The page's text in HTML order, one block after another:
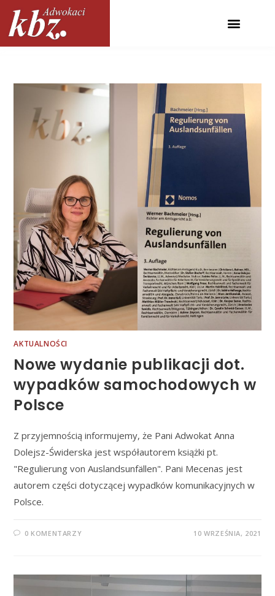
AKTUALNOŚCI
Nowe wydanie publikacji dot.
wypadków samochodowych w
Polsce
Z przyjemnością informujemy, że Pani Adwokat Anna
Dolejsz-Świderska jest współautorem książki pt.
"Regulierung von Auslandsunfällen". Pani Mecenas jest
autorem części dotyczącej wypadków komunikacyjnych w
Polsce.
0 KOMENTARZY 10 WRZEŚNIA, 2021